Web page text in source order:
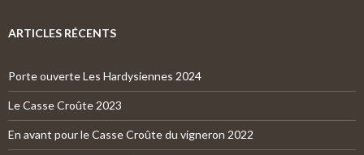
ARTICLES RÉCENTS
Porte ouverte Les Hardysiennes 2024
Le Casse Croûte 2023
En avant pour le Casse Croûte du vigneron 2022